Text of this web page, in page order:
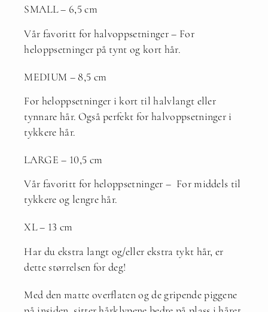
SMALL – 6,5 cm
Vår favoritt for halvoppsetninger – For
heloppsetninger på tynt og kort hår.
MEDIUM – 8,5 cm
For heloppsetninger i kort til halvlangt eller
tynnare hår. Også perfekt for halvoppsetninger i
tykkere hår.
LARGE – 10,5 cm
Vår favoritt for heloppsetninger – For middels til
tykkere og lengre hår.
XL – 13 cm
Har du ekstra langt og/eller ekstra tykt hår, er
dette størrelsen for deg!
Med den matte overflaten og de gripende piggene